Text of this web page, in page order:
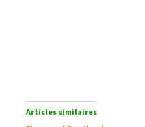
Articles similaires